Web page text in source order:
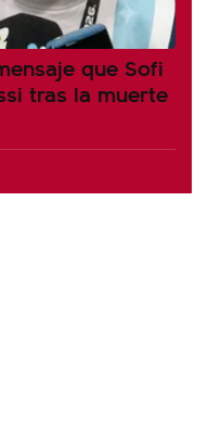
que Sofi
tras la muerte